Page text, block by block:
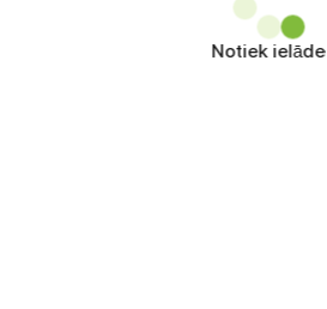
Notiek ielāde